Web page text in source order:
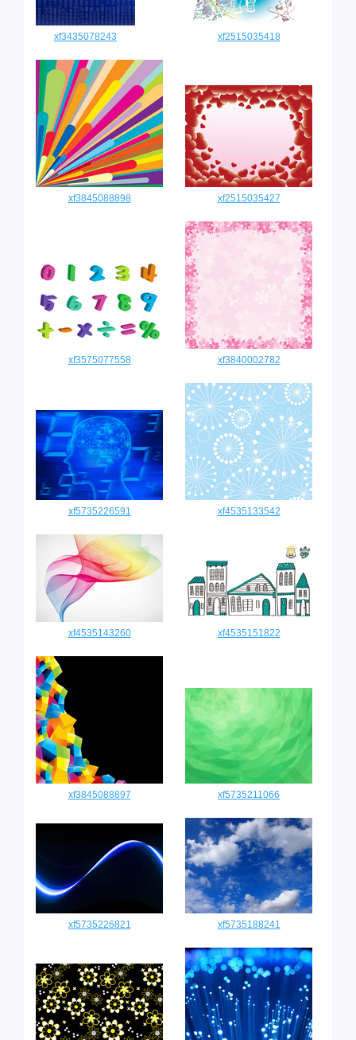
xf3435078243 xf2515035418
xf3845088898 xf2515035427
xf3575077558 xf3840002782
xf5735226591 xf4535133542
xf4535143260 xf4535151822
xf3845088897 xf5735211066
xf5735226821 xf5735188241